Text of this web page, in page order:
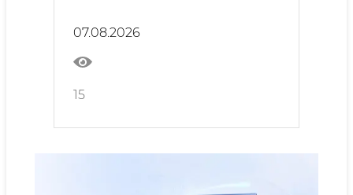
цифрового правительства
07.08.2026
15